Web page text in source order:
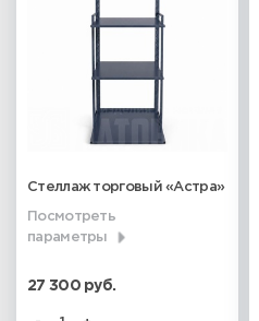
Стеллаж торговый «Астра»
Посмотреть
параметры
27 300 руб.